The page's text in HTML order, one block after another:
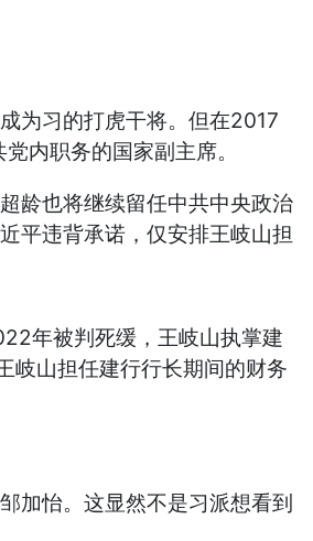
为习的打虎干将。但在2017
内职务的国家副主席。
龄也将继续留任中共中央政治
平违背承诺，仅安排王岐山担
年被判死缓，王岐山执掌建
岐山担任建行行长期间的财务
加怡。这显然不是习派想看到